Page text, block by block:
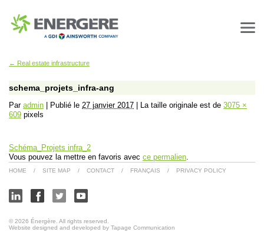
← Real estate infrastructure
schema_projets_infra-ang
Par admin | Publié le 27 janvier 2017 | La taille originale est de 3075 ×
609 pixels
Schéma_Projets infra_2
Vous pouvez la mettre en favoris avec ce permalien
HOME / SITE MAP / CONTACT / FRANÇAIS / PRIVACY POLICY
© 2026 Énergère. All rights reserved.
Website designed and developed by Tapage Communication